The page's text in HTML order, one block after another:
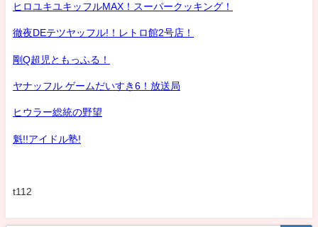
ヒロユキユキッフルMAX！スーパークッキング！
徹夜DEテツヤッフル!！レトロ館2号店！
剛Q超児ともっふる！
ヤナッフル ゲームだいすき6！放送局
ヒウラー総統の野望
魁!!アイドル塾!
t112